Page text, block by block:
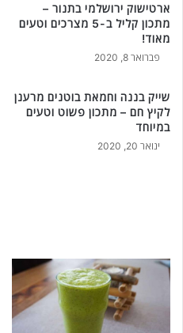
ארטישוק ירושלמי בתנור –
מתכון קליל ב-5 מצרכים וטעים
מאוד!
פברואר 8, 2020
שייק בננה וחמאת בוטנים מרענן
לקיץ חם – מתכון פשוט וטעים
במיוחד
ינואר 20, 2020